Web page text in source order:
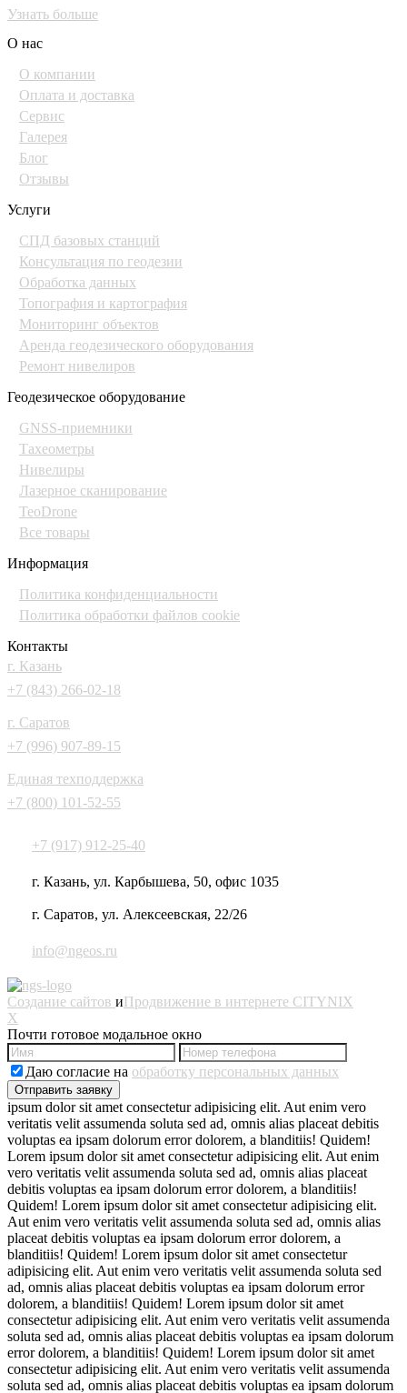
Узнать больше
О нас
О компании
Оплата и доставка
Сервис
Галерея
Блог
Отзывы
Услуги
СПД базовых станций
Консультация по геодезии
Обработка данных
Топография и картография
Мониторинг объектов
Аренда геодезического оборудования
Ремонт нивелиров
Геодезическое оборудование
GNSS-приемники
Тахеометры
Нивелиры
Лазерное сканирование
TeoDrone
Все товары
Информация
Политика конфиденциальности
Политика обработки файлов cookie
Контакты
г. Казань
+7 (843) 266-02-18
г. Саратов
+7 (996) 907-89-15
Единая техподдержка
+7 (800) 101-52-55
+7 (917) 912-25-40
г. Казань, ул. Карбышева, 50, офис 1035
г. Саратов, ул. Алексеевская, 22/26
info@ngeos.ru
Создание сайтов иПродвижение в интернете CITYNIX
X
Почти готовое модальное окно
Даю согласие на обработку персональных данных
ipsum dolor sit amet consectetur adipisicing elit. Aut enim vero
veritatis velit assumenda soluta sed ad, omnis alias placeat debitis
voluptas ea ipsam dolorum error dolorem, a blanditiis! Quidem!
Lorem ipsum dolor sit amet consectetur adipisicing elit. Aut enim
vero veritatis velit assumenda soluta sed ad, omnis alias placeat
debitis voluptas ea ipsam dolorum error dolorem, a blanditiis!
Quidem! Lorem ipsum dolor sit amet consectetur adipisicing elit.
Aut enim vero veritatis velit assumenda soluta sed ad, omnis alias
placeat debitis voluptas ea ipsam dolorum error dolorem, a
blanditiis! Quidem! Lorem ipsum dolor sit amet consectetur
adipisicing elit. Aut enim vero veritatis velit assumenda soluta sed
ad, omnis alias placeat debitis voluptas ea ipsam dolorum error
dolorem, a blanditiis! Quidem! Lorem ipsum dolor sit amet
consectetur adipisicing elit. Aut enim vero veritatis velit assumenda
soluta sed ad, omnis alias placeat debitis voluptas ea ipsam dolorum
error dolorem, a blanditiis! Quidem! Lorem ipsum dolor sit amet
consectetur adipisicing elit. Aut enim vero veritatis velit assumenda
soluta sed ad, omnis alias placeat debitis voluptas ea ipsam dolorum